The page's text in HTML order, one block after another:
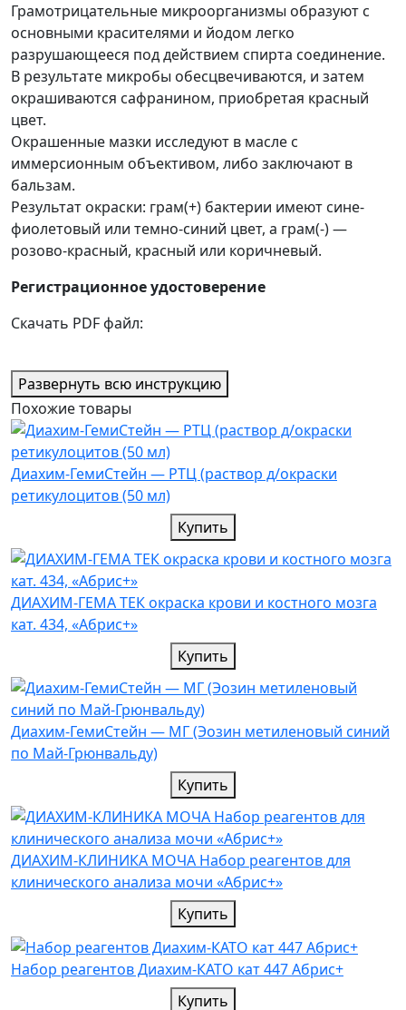
Грамотрицательные микроорганизмы образуют с
основными красителями и йодом легко
разрушающееся под действием спирта соединение.
В результате микробы обесцвечиваются, и затем
окрашиваются сафранином, приобретая красный
цвет.
Окрашенные мазки исследуют в масле с
иммерсионным объективом, либо заключают в
бальзам.
Результат окраски: грам(+) бактерии имеют сине-
фиолетовый или темно-синий цвет, а грам(-) —
розово-красный, красный или коричневый.
Регистрационное удостоверение
Скачать PDF файл:
Развернуть всю инструкцию
Похожие товары
Диахим-ГемиСтейн — РТЦ (раствор д/окраски
ретикулоцитов (50 мл)
Купить
ДИАХИМ-ГЕМА ТЕК окраска крови и костного мозга
кат. 434, «Абрис+»
Купить
Диахим-ГемиСтейн — МГ (Эозин метиленовый синий
по Май-Грюнвальду)
Купить
ДИАХИМ-КЛИНИКА МОЧА Набор реагентов для
клинического анализа мочи «Абрис+»
Купить
Набор реагентов Диахим-КАТО кат 447 Абрис+
Купить